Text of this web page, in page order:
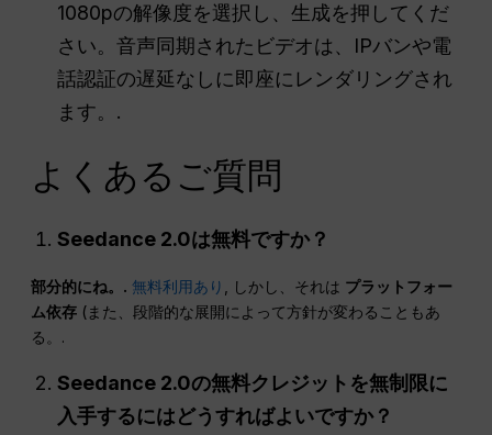
1080pの解像度を選択し、生成を押してくだ
さい。音声同期されたビデオは、IPバンや電
話認証の遅延なしに即座にレンダリングされ
ます。.
よくあるご質問
Seedance 2.0は無料ですか？
部分的にね。. 無料利用あり , しかし、それは プラットフォー
ム依存 (また、段階的な展開によって方針が変わることもあ
る。.
Seedance 2.0の無料クレジットを無制限に
入手するにはどうすればよいですか？